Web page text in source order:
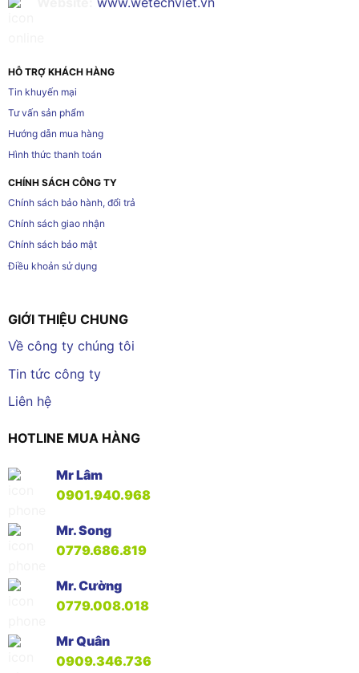
HỖ TRỢ KHÁCH HÀNG
Tin khuyến mại
Tư vấn sản phẩm
Hướng dẫn mua hàng
Hình thức thanh toán
CHÍNH SÁCH CÔNG TY
Chính sách bảo hành, đổi trả
Chính sách giao nhận
Chính sách bảo mật
Điều khoản sử dụng
GIỚI THIỆU CHUNG
Về công ty chúng tôi
Tin tức công ty
Liên hệ
HOTLINE MUA HÀNG
Mr Lâm
0901.940.968
Mr. Song
0779.686.819
Mr. Cường
0779.008.018
Mr Quân
0909.346.736